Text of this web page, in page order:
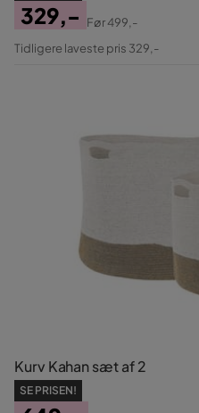
Pris
329,-
Original
Før499,-
Tidligere laveste pris 329,-
Kurv Kahan sæt af 2
SE PRISEN!